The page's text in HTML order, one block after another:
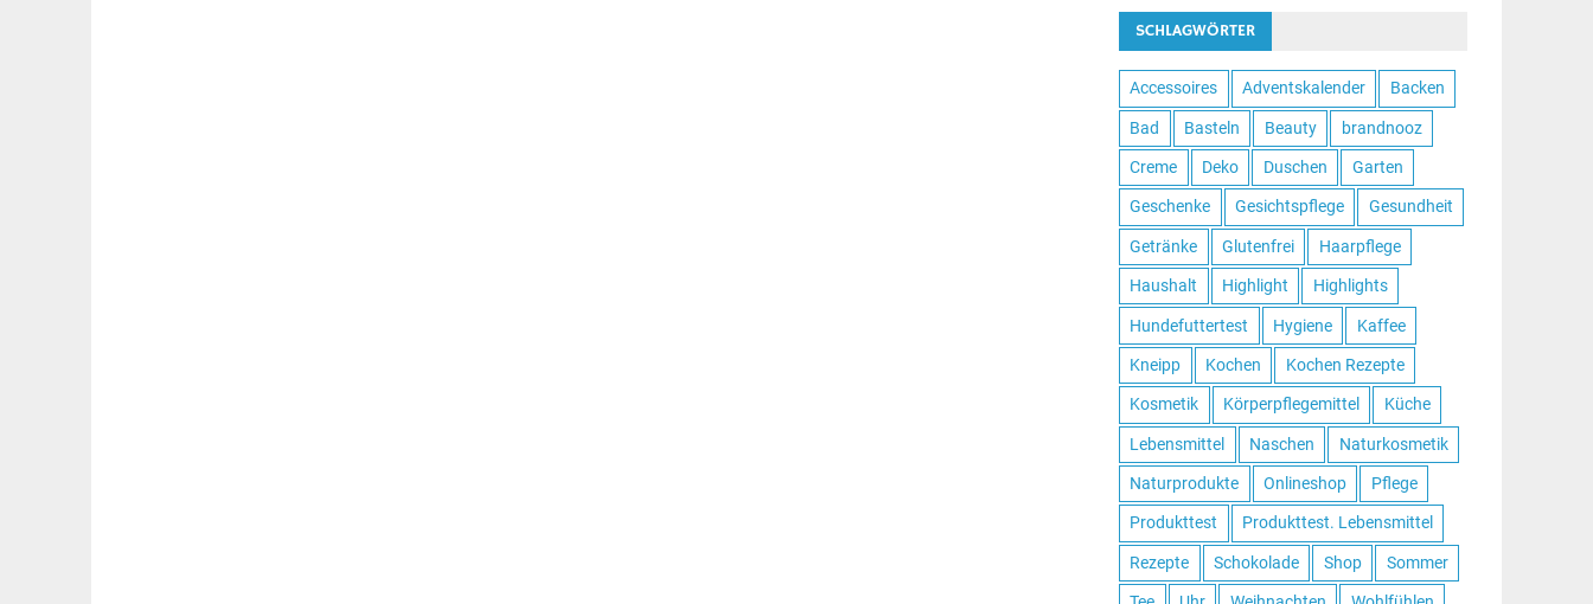
SCHLAGWÖRTER
Accessoires Adventskalender Backen
Bad Basteln Beauty brandnooz
Creme Deko Duschen Garten
Geschenke Gesichtspflege Gesundheit
Getränke Glutenfrei Haarpflege
Haushalt Highlight Highlights
Hundefuttertest Hygiene Kaffee
Kneipp Kochen Kochen Rezepte
Kosmetik Körperpflegemittel Küche
Lebensmittel Naschen Naturkosmetik
Naturprodukte Onlineshop Pflege
Produkttest Produkttest. Lebensmittel
Rezepte Schokolade Shop Sommer